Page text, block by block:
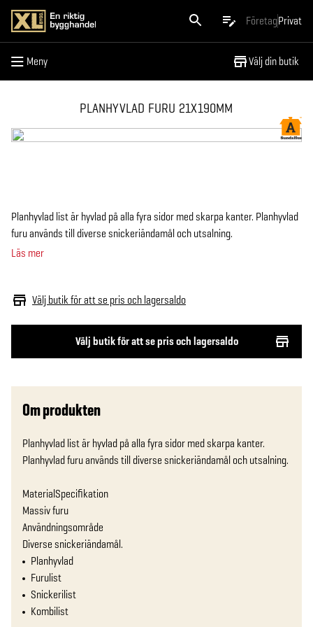
FöretagPrivat
Meny Välj din butik
Meny
PLANHYVLAD FURU 21X190MM
Välj butik för att se pris och lagersaldo
Välj butik för att se pris och lagersaldo
Planhyvlad list är hyvlad på alla fyra sidor med skarpa kanter. Planhyvlad
furu används till diverse snickeriändamål och utsalning.
Läs mer
Om produkten
Planhyvlad list är hyvlad på alla fyra sidor med skarpa kanter.
Planhyvlad furu används till diverse snickeriändamål och utsalning.
MaterialSpecifikation
Massiv furu
Användningsområde
Diverse snickeriändamål.
Planhyvlad
Furulist
Snickerilist
Kombilist